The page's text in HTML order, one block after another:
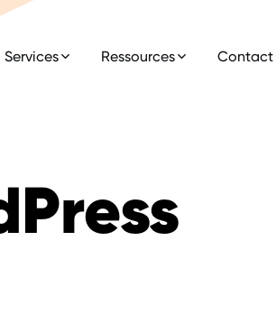
Services Ressources Contact